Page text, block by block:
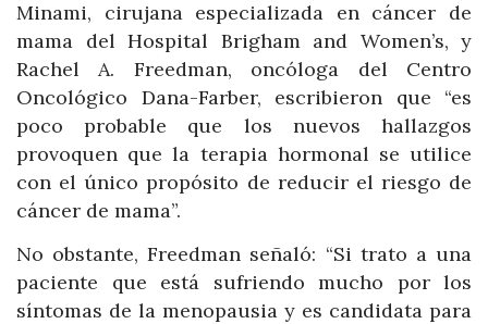
Minami, cirujana especializada en cáncer de
mama del Hospital Brigham and Women’s, y
Rachel A. Freedman, oncóloga del Centro
Oncológico Dana-Farber, escribieron que “es
poco probable que los nuevos hallazgos
provoquen que la terapia hormonal se utilice
con el único propósito de reducir el riesgo de
cáncer de mama”.
No obstante, Freedman señaló: “Si trato a una
paciente que está sufriendo mucho por los
síntomas de la menopausia y es candidata para